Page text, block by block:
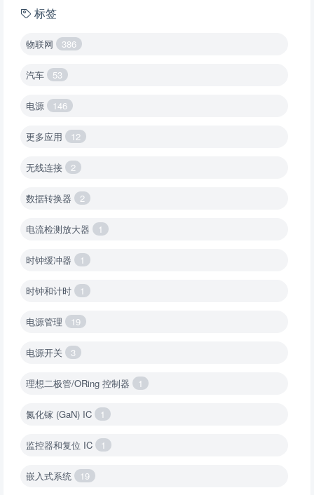
标签
物联网 386
汽车 53
电源 146
更多应用 12
无线连接 2
数据转换器 2
电流检测放大器 1
时钟缓冲器 1
时钟和计时 1
电源管理 19
电源开关 3
理想二极管/ORing 控制器 1
氮化镓 (GaN) IC 1
监控器和复位 IC 1
嵌入式系统 19